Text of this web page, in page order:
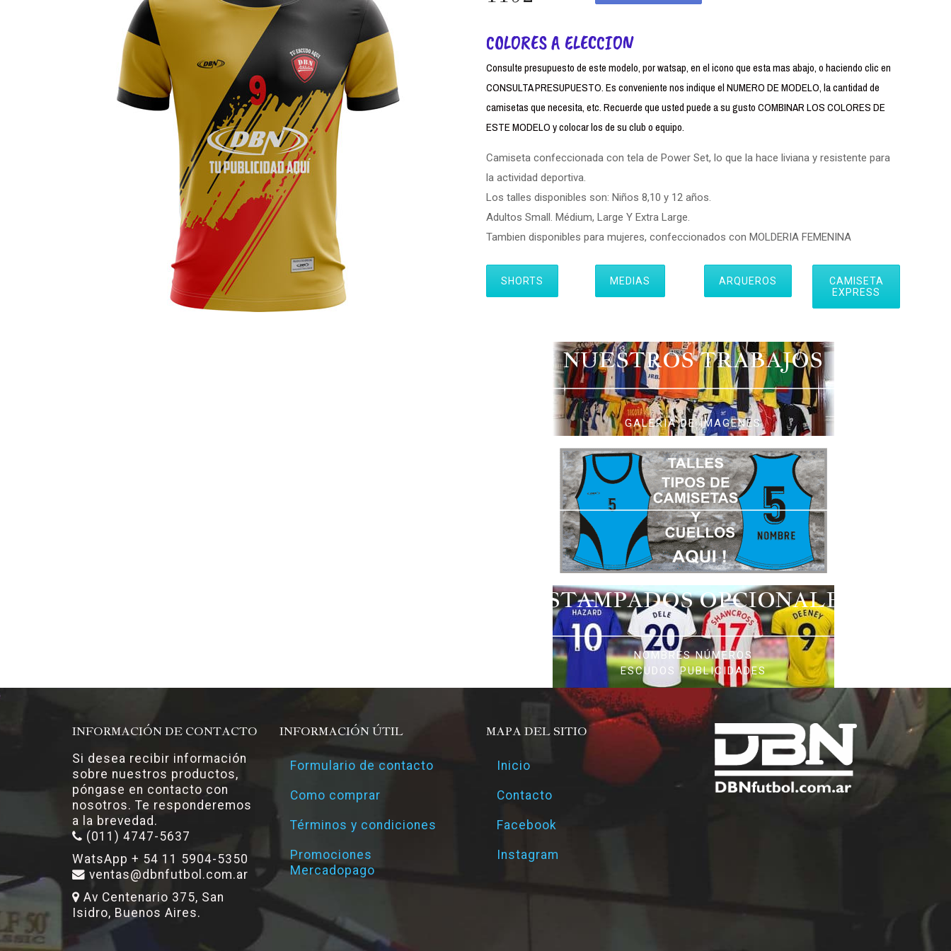
COLORES A ELECCION
Consulte presupuesto de este modelo, por watsap, en el icono que esta mas abajo, o haciendo clic en
CONSULTA PRESUPUESTO. Es conveniente nos indique el NUMERO DE MODELO, la cantidad de
camisetas que necesita, etc. Recuerde que usted puede a su gusto COMBINAR LOS COLORES DE
ESTE MODELO y colocar los de su club o equipo.
Camiseta confeccionada con tela de Power Set, lo que la hace liviana y resistente para
la actividad deportiva.
Los talles disponibles son: Niños 8,10 y 12 años.
Adultos Small. Médium, Large Y Extra Large.
Tambien disponibles para mujeres, confeccionados con MOLDERIA FEMENINA
SHORTS MEDIAS ARQUEROS
CAMISETA
EXPRESS
NUESTROS TRABAJOS
GALERIA DE IMAGENES
ESTAMPADOS OPCIONALES
NOMBRES NÚMEROS
ESCUDOS PUBLICIDADES
INFORMACIÓN DE CONTACTO
Si desea recibir información
sobre nuestros productos,
póngase en contacto con
nosotros. Te responderemos
a la brevedad.
(011) 4747-5637
WatsApp + 54 11 5904-5350
ventas@dbnfutbol.com.ar
Av Centenario 375, San
Isidro, Buenos Aires.
INFORMACIÓN ÚTIL
Formulario de contacto
Como comprar
Términos y condiciones
Promociones
Mercadopago
MAPA DEL SITIO
Inicio
Contacto
Facebook
Instagram